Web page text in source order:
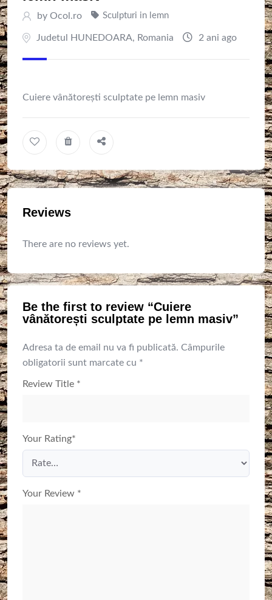
by Ocol.ro Sculpturi in lemn
Judetul HUNEDOARA, Romania 2 ani ago
Cuiere vânătorești sculptate pe lemn masiv
Reviews
There are no reviews yet.
Be the first to review “Cuiere
vânătorești sculptate pe lemn masiv”
Adresa ta de email nu va fi publicată. Câmpurile
obligatorii sunt marcate cu *
Review Title *
Your Rating*
Your Review *